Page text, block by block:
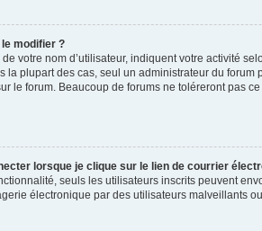
modifier ?
votre nom d’utilisateur, indiquent votre activité
la plupart des cas, seul un administrateur du
le forum. Beaucoup de forums ne toléreront pas
lorsque je clique sur le lien de courrier
seuls les utilisateurs inscrits peuvent
électronique par des utilisateurs malveillants